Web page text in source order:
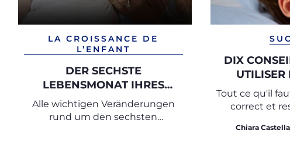
LA CROISSANCE DE
L’ENFANT
DER SECHSTE
LEBENSMONAT IHRES
BABYS
Alle wichtigen Veränderungen
rund um den sechsten
DIX
UTILISER
Tout ce qu'il
correct et
Chiara